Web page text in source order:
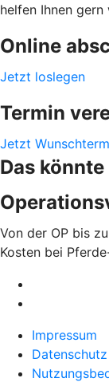
helfen Ihnen gern
Online
Jetzt loslegen
Termin
Jetzt
Das
Von der OP bis
Kosten bei
Impressum
Datenschutz